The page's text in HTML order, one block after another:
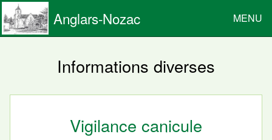
Anglars-Nozac MENU
Informations diverses
Vigilance canicule